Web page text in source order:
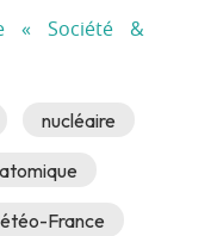
« Société &
nucléaire
France